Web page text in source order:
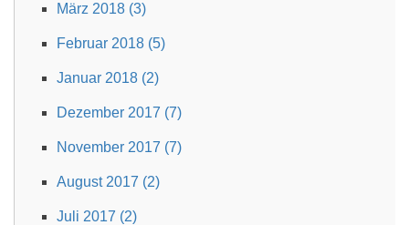
März 2018 (3)
Februar 2018 (5)
Januar 2018 (2)
Dezember 2017 (7)
November 2017 (7)
August 2017 (2)
Juli 2017 (2)